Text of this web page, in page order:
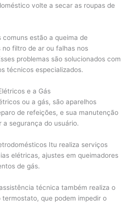
volte a secar as roupas de
comuns estão a queima de
filtro de ar ou falhas nos
problemas são solucionados com
técnicos especializados.
e a Gás
ou a gás, são aparelhos
de refeições, e sua manutenção
a segurança do usuário.
Itu realiza serviços
elétricas, ajustes em queimadores
de gás.
técnica também realiza o
que podem impedir o